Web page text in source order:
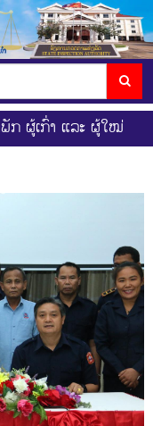
ຜູ້ເກົ່າ ແລະ ຜູ້ໃໝ່